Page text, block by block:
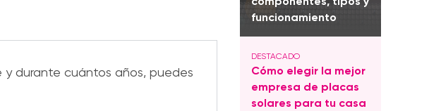
durante cuántos años, puedes
funcionamiento
Cómo elegir la mejor
empresa de placas
solares para tu casa